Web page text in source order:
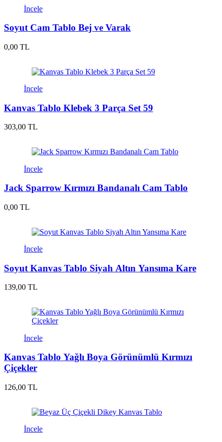
İncele
Soyut Cam Tablo Bej ve Varak
0,00 TL
İncele
Kanvas Tablo Klebek 3 Parça Set 59
303,00 TL
İncele
Jack Sparrow Kırmızı Bandanalı Cam Tablo
0,00 TL
İncele
Soyut Kanvas Tablo Siyah Altın Yansıma Kare
139,00 TL
İncele
Kanvas Tablo Yağlı Boya Görünümlü Kırmızı
Çiçekler
126,00 TL
İncele